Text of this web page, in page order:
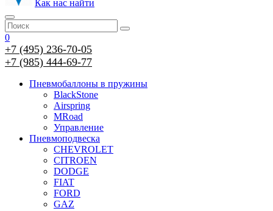
Как нас найти
0
+7 (495) 236-70-05
+7 (985) 444-69-77
Пневмобаллоны в пружины
BlackStone
Airspring
MRoad
Управление
Пневмоподвеска
CHEVROLET
CITROEN
DODGE
FIAT
FORD
GAZ